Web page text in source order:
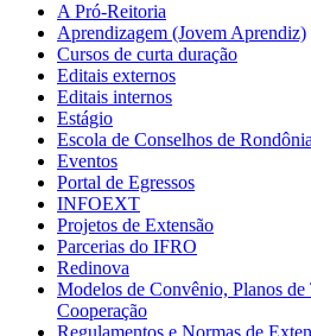
A Pró-Reitoria
Aprendizagem (Jovem Aprendiz)
Cursos de curta duração
Editais externos
Editais internos
Estágio
Escola de Conselhos de Rondônia
Eventos
Portal de Egressos
INFOEXT
Projetos de Extensão
Parcerias do IFRO
Redinova
Modelos de Convênio, Planos de
Cooperação